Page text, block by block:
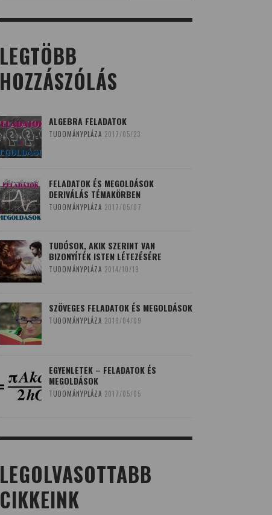
LEGTÖBB
HOZZÁSZÓLÁS
ALGEBRA FELADATOK
TUDOMÁNYPLÁZA 2017/05/23
FELADATOK ÉS MEGOLDÁSOK
DERIVÁLÁS TÉMAKÖRBEN
TUDOMÁNYPLÁZA 2017/05/07
TUDÓSOK, AKIK SZERINT VAN
BIZONYÍTÉK ISTEN LÉTEZÉSÉRE
TUDOMÁNYPLÁZA 2014/10/19
SZÖVEGES FELADATOK ÉS MEGOLDÁSOK
TUDOMÁNYPLÁZA 2019/04/09
EGYENLETEK – FELADATOK ÉS
MEGOLDÁSOK
TUDOMÁNYPLÁZA 2017/05/05
LEGOLVASOTTABB
CIKKEINK